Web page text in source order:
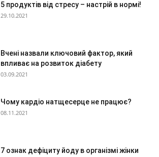
5 продуктів від стресу – настрій в нормі!
29.10.2021
Вчені назвали ключовий фактор, який
впливає на розвиток діабету
03.09.2021
Чому кардіо натщесерце не працює?
08.11.2021
7 ознак дефіциту йоду в організмі жінки